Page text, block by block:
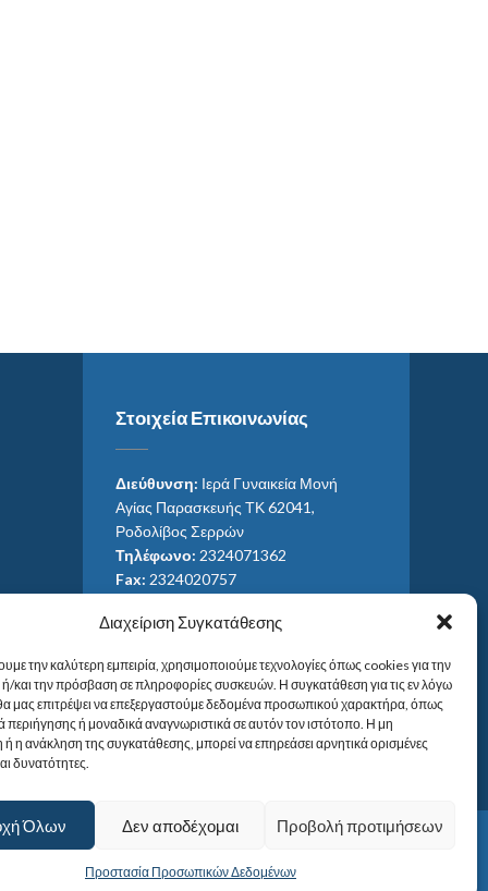
Διαχείριση Συγκατάθεσης
την καλύτερη εμπειρία, χρησιμοποιούμε τεχνολογίες όπως cookies για την
και την πρόσβαση σε πληροφορίες συσκευών. Η συγκατάθεση για τις εν λόγω
μας επιτρέψει να επεξεργαστούμε δεδομένα προσωπικού χαρακτήρα, όπως
ή μοναδικά αναγνωριστικά σε αυτόν τον ιστότοπο. Η μη
η ανάκληση της συγκατάθεσης, μπορεί να επηρεάσει αρνητικά ορισμένες
δυνατότητες.
Όλων Δεν αποδέχομαι Προβολή προτιμήσεων
Προστασία Προσωπικών Δεδομένων
Στοιχεία Επικοινωνίας
Διεύθυνση: Ιερά Γυναικεία Μονή
Αγίας Παρασκευής ΤΚ 62041,
Ροδολίβος Σερρών
Τηλέφωνο: 2324071362
Fax: 2324020757
Email:info@im-agparaskevis.gr
Από ανατολή έως και δύση του ηλίου.